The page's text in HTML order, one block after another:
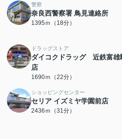
警察
奈良西警察署 鳥見連絡所
1395ｍ（18分）
ドラッグストア
ダイコクドラッグ 近鉄富雄
店
1690ｍ（22分）
ショッピングセンター
セリア イズミヤ学園前店
2436ｍ（31分）